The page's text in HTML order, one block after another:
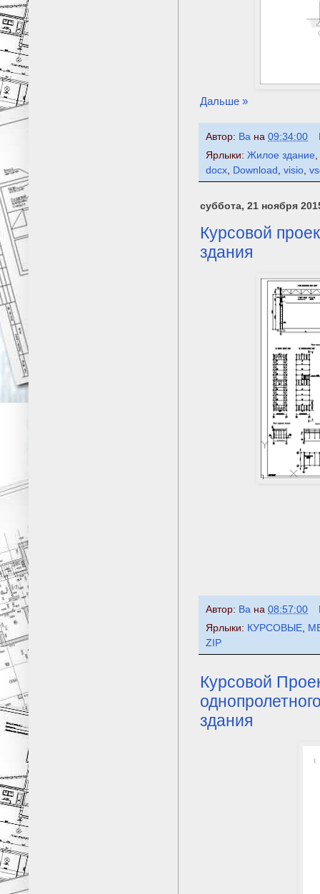
Дальше »
Автор: Ba на 09:34:00
Ярлыки: Жилое здание,
docx, Download , visio,
суббота, 21 ноября
Курсовой
здания
Автор: Ba на 08:57:00
Ярлыки: КУРСОВЫЕ,
ZIP
Курсовой
здания